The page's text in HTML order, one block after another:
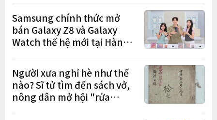
Samsung chính thức mở
bán Galaxy Z8 và Galaxy
Watch thế hệ mới tại Hàn
đơn đặt trước
Người xưa nghỉ hè như thế
nào? Sĩ tử tìm đến sách vở,
nông dân mở hội "rửa